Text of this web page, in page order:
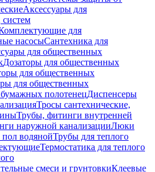
Аксессуары для
систем
для
насосыСантехника для
для общественных
Дозаторы для общественных
для общественных
для общественных
полотенецДиспенсеры
Тросы сантехнические,
Трубы, фитинги внутренней
наружной канализацииЛюки
водянойТрубы для теплого
Термостатика для теплого
смеси и грунтовкиКлеевые